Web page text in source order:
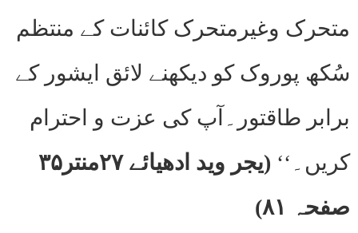
متحرک وغیرمتحرک کائنات کے منتظم
سُکھ پوروک کو دیکھنے لائق ایشور کے
برابر طاقتور۔آپ کی عزت و احترام
کریں۔‘‘
(یجر وید ادھیائے ۲۷منتر۳۵
صفحہ ۸۱)